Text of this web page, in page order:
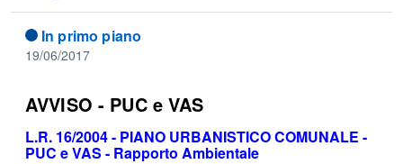
In primo piano
19/06/2017
AVVISO - PUC e VAS
L.R. 16/2004 - PIANO URBANISTICO COMUNALE -
PUC e VAS - Rapporto Ambientale